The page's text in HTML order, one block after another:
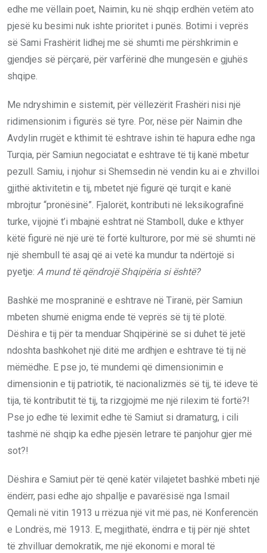
edhe me vëllain poet, Naimin, ku në shqip erdhën vetëm ato
pjesë ku besimi nuk ishte prioritet i punës. Botimi i veprës
së Sami Frashërit lidhej me së shumti me përshkrimin e
gjendjes së përçarë, për varfërinë dhe mungesën e gjuhës
shqipe.
Me ndryshimin e sistemit, për vëllezërit Frashëri nisi një
ridimensionim i figurës së tyre. Por, nëse për Naimin dhe
Avdylin rrugët e kthimit të eshtrave ishin të hapura edhe nga
Turqia, për Samiun negociatat e eshtrave të tij kanë mbetur
pezull. Samiu, i njohur si Shemsedin në vendin ku ai e zhvilloi
gjithë aktivitetin e tij, mbetet një figurë që turqit e kanë
mbrojtur “pronësinë”. Fjalorët, kontributi në leksikografinë
turke, vijojnë t’i mbajnë eshtrat në Stamboll, duke e kthyer
këtë figurë në një urë të fortë kulturore, por më së shumti në
një shembull të asaj që ai vetë ka mundur ta ndërtojë si
pyetje: A mund të qëndrojë Shqipëria si është?
Bashkë me mospraninë e eshtrave në Tiranë, për Samiun
mbeten shumë enigma ende të veprës së tij të plotë.
Dëshira e tij për ta menduar Shqipërinë se si duhet të jetë
ndoshta bashkohet një ditë me ardhjen e eshtrave të tij në
mëmëdhe. E pse jo, të mundemi që dimensionimin e
dimensionin e tij patriotik, të nacionalizmës së tij, të ideve të
tija, të kontributit të tij, ta rizgjojmë me një rilexim të fortë?!
Pse jo edhe të leximit edhe të Samiut si dramaturg, i cili
tashmë në shqip ka edhe pjesën letrare të panjohur gjer më
sot?!
Dëshira e Samiut për të qenë katër vilajetet bashkë mbeti një
ëndërr, pasi edhe ajo shpallje e pavarësisë nga Ismail
Qemali në vitin 1913 u rrëzua një vit më pas, në Konferencën
e Londrës, më 1913. E, megjithatë, ëndrra e tij për një shtet
të zhvilluar demokratik, me një ekonomi e moral të